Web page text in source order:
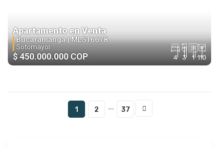
Apartamento en Venta
Bucaramanga |MLS16678
Sotomayor
$ 450.000.000 COP 4 3 1 110
1 2 ... 37